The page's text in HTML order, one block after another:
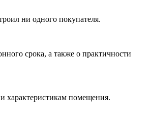
ни одного покупателя.
срока, а также о практичности
характеристикам помещения.